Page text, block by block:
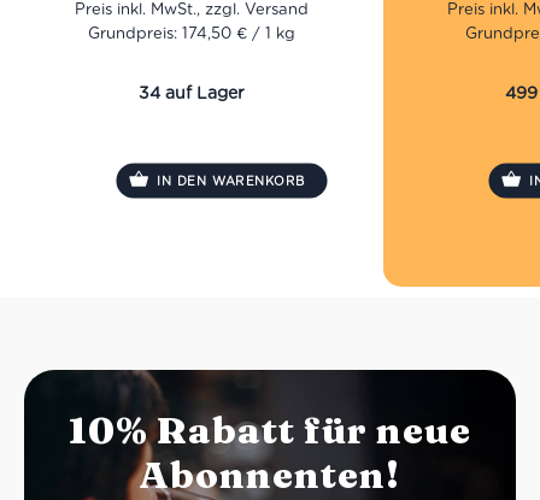
ideal mit frischer Tomatensoße zum
Würzen eines Nudelgerichts oder
Grundpreis: 174,50 € / 1 kg
34 auf Lager
IN DEN WARENKORB
verfeinert
man diese
allem
auf einer
10% Rabatt für neue
Abonnenten!